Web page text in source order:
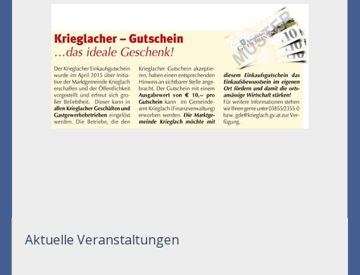
Aktuelle Veranstaltungen